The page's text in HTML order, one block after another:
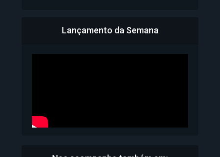
Bahia inicia emissão da
Lançamento da Semana